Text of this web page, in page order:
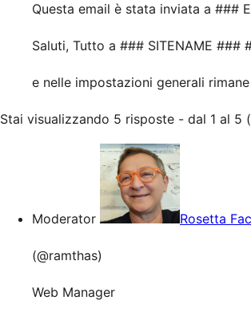
Questa email è stata inviata a ###
Saluti, Tutto a ### SITENAME ###
e nelle impostazioni generali
Stai visualizzando 5 risposte - dal 1 al 5
Moderator Rosetta
(@ramthas)
Web Manager